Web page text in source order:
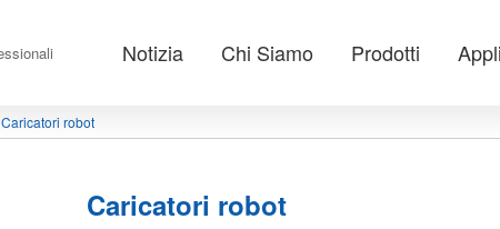
Notizia Chi Siamo Prodotti
Caricatori robot
Caricatori robot